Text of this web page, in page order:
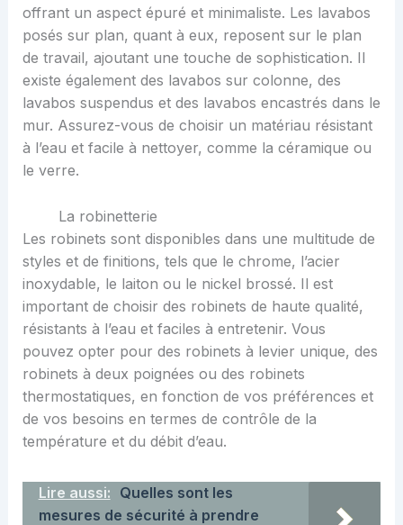
offrant un aspect épuré et minimaliste. Les lavabos
posés sur plan, quant à eux, reposent sur le plan
de travail, ajoutant une touche de sophistication. Il
existe également des lavabos sur colonne, des
lavabos suspendus et des lavabos encastrés dans le
mur. Assurez-vous de choisir un matériau résistant
à l’eau et facile à nettoyer, comme la céramique ou
le verre.
La robinetterie
Les robinets sont disponibles dans une multitude de
styles et de finitions, tels que le chrome, l’acier
inoxydable, le laiton ou le nickel brossé. Il est
important de choisir des robinets de haute qualité,
résistants à l’eau et faciles à entretenir. Vous
pouvez opter pour des robinets à levier unique, des
robinets à deux poignées ou des robinets
thermostatiques, en fonction de vos préférences et
de vos besoins en termes de contrôle de la
température et du débit d’eau.
Lire aussi: Quelles sont les
mesures de sécurité à prendre